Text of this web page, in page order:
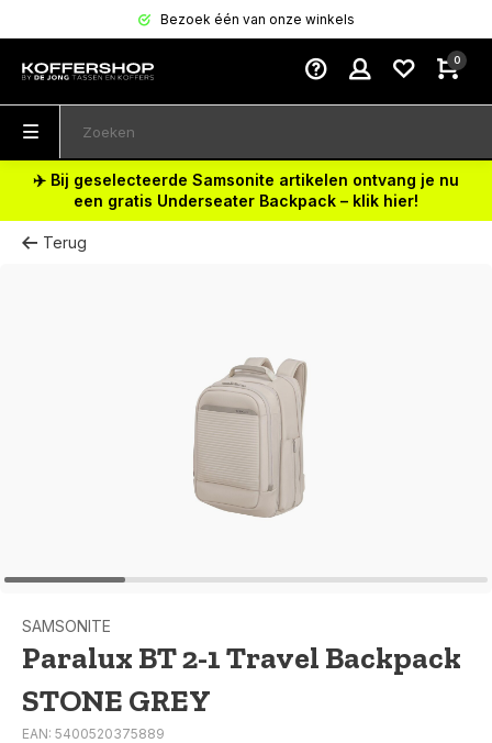
Bezoek één van onze winkels
0
✈️ Bij geselecteerde Samsonite artikelen ontvang je nu
een gratis Underseater Backpack – klik hier!
Terug
SAMSONITE
Paralux BT 2-1 Travel Backpack
STONE GREY
EAN: 5400520375889